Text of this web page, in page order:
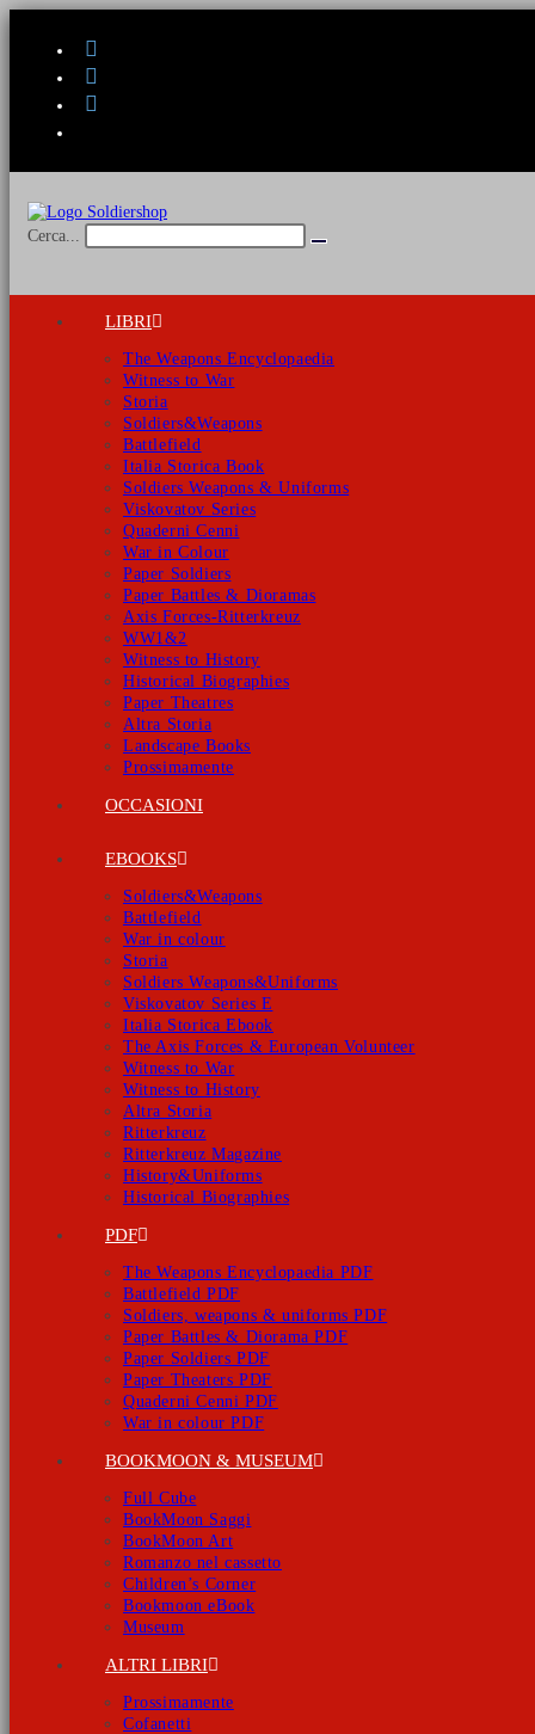
Cerca...
Invia
LIBRI
The Weapons Encyclopaedia
Witness to War
Storia
Soldiers&Weapons
Battlefield
Italia Storica Book
Soldiers Weapons & Uniforms
Viskovatov Series
Quaderni Cenni
War in Colour
Paper Soldiers
Paper Battles & Dioramas
Axis Forces-Ritterkreuz
WW1&2
Witness to History
Historical Biographies
Paper Theatres
Altra Storia
Landscape Books
Prossimamente
OCCASIONI
EBOOKS
Soldiers&Weapons
Battlefield
War in colour
Storia
Soldiers Weapons&Uniforms
Viskovatov Series E
Italia Storica Ebook
The Axis Forces & European Volunteer
Witness to War
Witness to History
Altra Storia
Ritterkreuz
Ritterkreuz Magazine
History&Uniforms
Historical Biographies
PDF
The Weapons Encyclopaedia PDF
Battlefield PDF
Soldiers, weapons & uniforms PDF
Paper Battles & Diorama PDF
Paper Soldiers PDF
Paper Theaters PDF
Quaderni Cenni PDF
War in colour PDF
BOOKMOON & MUSEUM
Full Cube
BookMoon Saggi
BookMoon Art
Romanzo nel cassetto
Children’s Corner
Bookmoon eBook
Museum
ALTRI LIBRI
Prossimamente
Cofanetti